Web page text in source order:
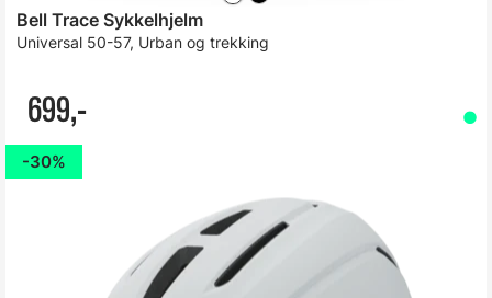
Bell Trace Sykkelhjelm
Universal 50-57, Urban og trekking
699,-
30%